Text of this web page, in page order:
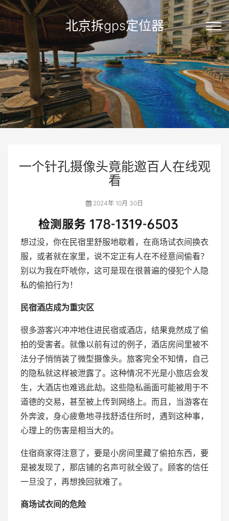
北京拆gps定位器
一个针孔摄像头竟能邀百人在线观
看
2024年 10月 30日
想过没，你在民宿里舒服地歇着，在商场试衣间换衣
服，或者就在家里，说不定正有人在不经意间偷看？
别以为我在吓唬你，这可是现在很普遍的侵犯个人隐
私的偷拍行为！
民宿酒店成为重灾区
很多游客兴冲冲地住进民宿或酒店，结果竟然成了偷
拍的受害者。就像以前有过的例子，酒店房间里被不
法分子悄悄装了微型摄像头。旅客完全不知情，自己
的隐私就这样被泄露了。这种情况不光是小旅店会发
生，大酒店也难逃此劫。这些隐私画面可能被用于不
道德的交易，甚至被上传到网络上。而且，当游客在
外奔波，身心疲惫地寻找舒适住所时，遇到这种事，
心理上的伤害是相当大的。
住宿商家得注意了，要是小房间里藏了偷拍东西，要
是被发现了，那店铺的名声可就全毁了。顾客的信任
一旦没了，再想挽回就难了。
商场试衣间的危险